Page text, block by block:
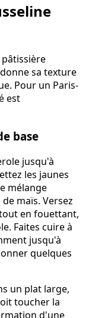
sa texture
Pour un Paris-
est
base
jusqu'à
les jaunes
mélange
maïs. Versez
en fouettant,
Faites cuire à
jusqu'à
quelques
un plat large,
toucher la
d'une